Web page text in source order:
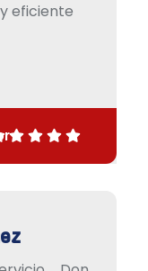
eficiente